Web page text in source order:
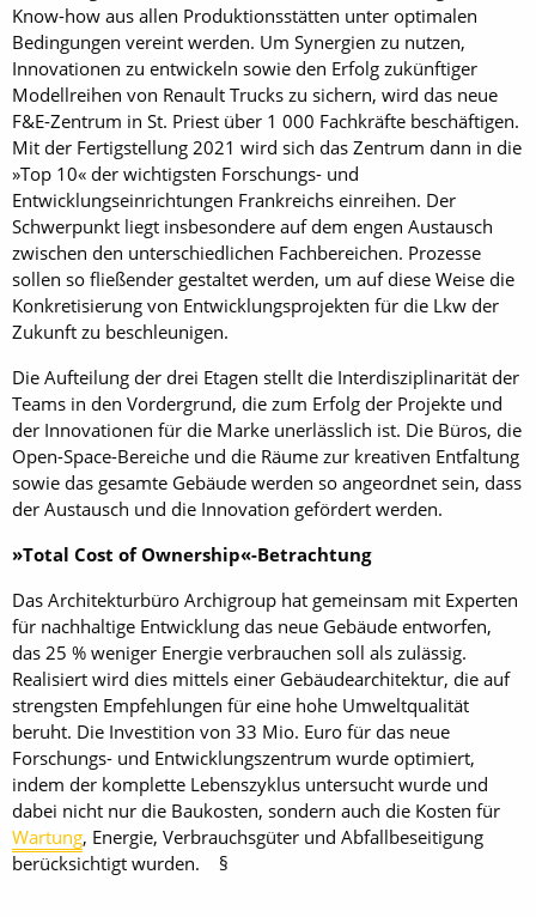
Know-how aus allen Produktionsstätten unter optimalen
Bedingungen vereint werden. Um Synergien zu nutzen,
Innovationen zu entwickeln sowie den Erfolg zu­künftiger
Modellreihen von Renault Trucks zu sichern, wird das neue
F&E-Zentrum in St. Priest über 1 000 Fachkräfte beschäftigen.
Mit der Fertigstellung 2021 wird sich das Zentrum dann in die
»Top 10« der wichtigsten Forschungs- und
Entwicklungseinrichtungen Frankreichs einreihen. Der
Schwerpunkt liegt insbesondere auf dem engen Austausch
zwischen den unterschiedlichen Fachbereichen. Prozesse
sollen so fließender gestaltet werden, um auf diese Weise die
Konkretisierung von Entwicklungsprojekten für die Lkw der
Zukunft zu beschleunigen.
Die Aufteilung der drei Etagen stellt die Interdisziplinarität der
Teams in den Vordergrund, die zum Erfolg der Projekte und
der Innovationen für die Marke unerlässlich ist. Die Büros, die
Open-Space-Bereiche und die Räume zur kreativen Entfaltung
sowie das gesamte Gebäude werden so angeordnet sein, dass
der Austausch und die Innovation gefördert werden.
»Total Cost of Ownership«-Betrachtung
Das Architekturbüro Archigroup hat gemeinsam mit Experten
für nachhaltige Entwicklung das neue Gebäude entworfen,
das 25 % weniger Energie verbrauchen soll als zulässig.
Realisiert wird dies mittels einer Gebäudearchitektur, die auf
strengsten Empfehlungen für eine hohe Umweltqualität
beruht. Die Investition von 33 Mio. Euro für das neue
Forschungs- und Entwicklungszentrum wurde optimiert,
indem der komplette Lebenszyklus untersucht wurde und
dabei nicht nur die Baukosten, sondern auch die Kosten für
Wartung, Energie, Verbrauchsgüter und Abfallbeseitigung
berücksichtigt wurden. §